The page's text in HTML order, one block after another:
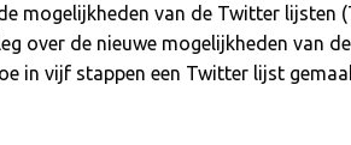
mogelijkheden van de Twitter lijsten
over de nieuwe mogelijkheden van
in vijf stappen een Twitter lijst